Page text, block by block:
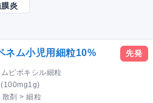
膜炎
ネム小児用細粒10%
ピボキシル細粒
散剤 > 細粒
先発